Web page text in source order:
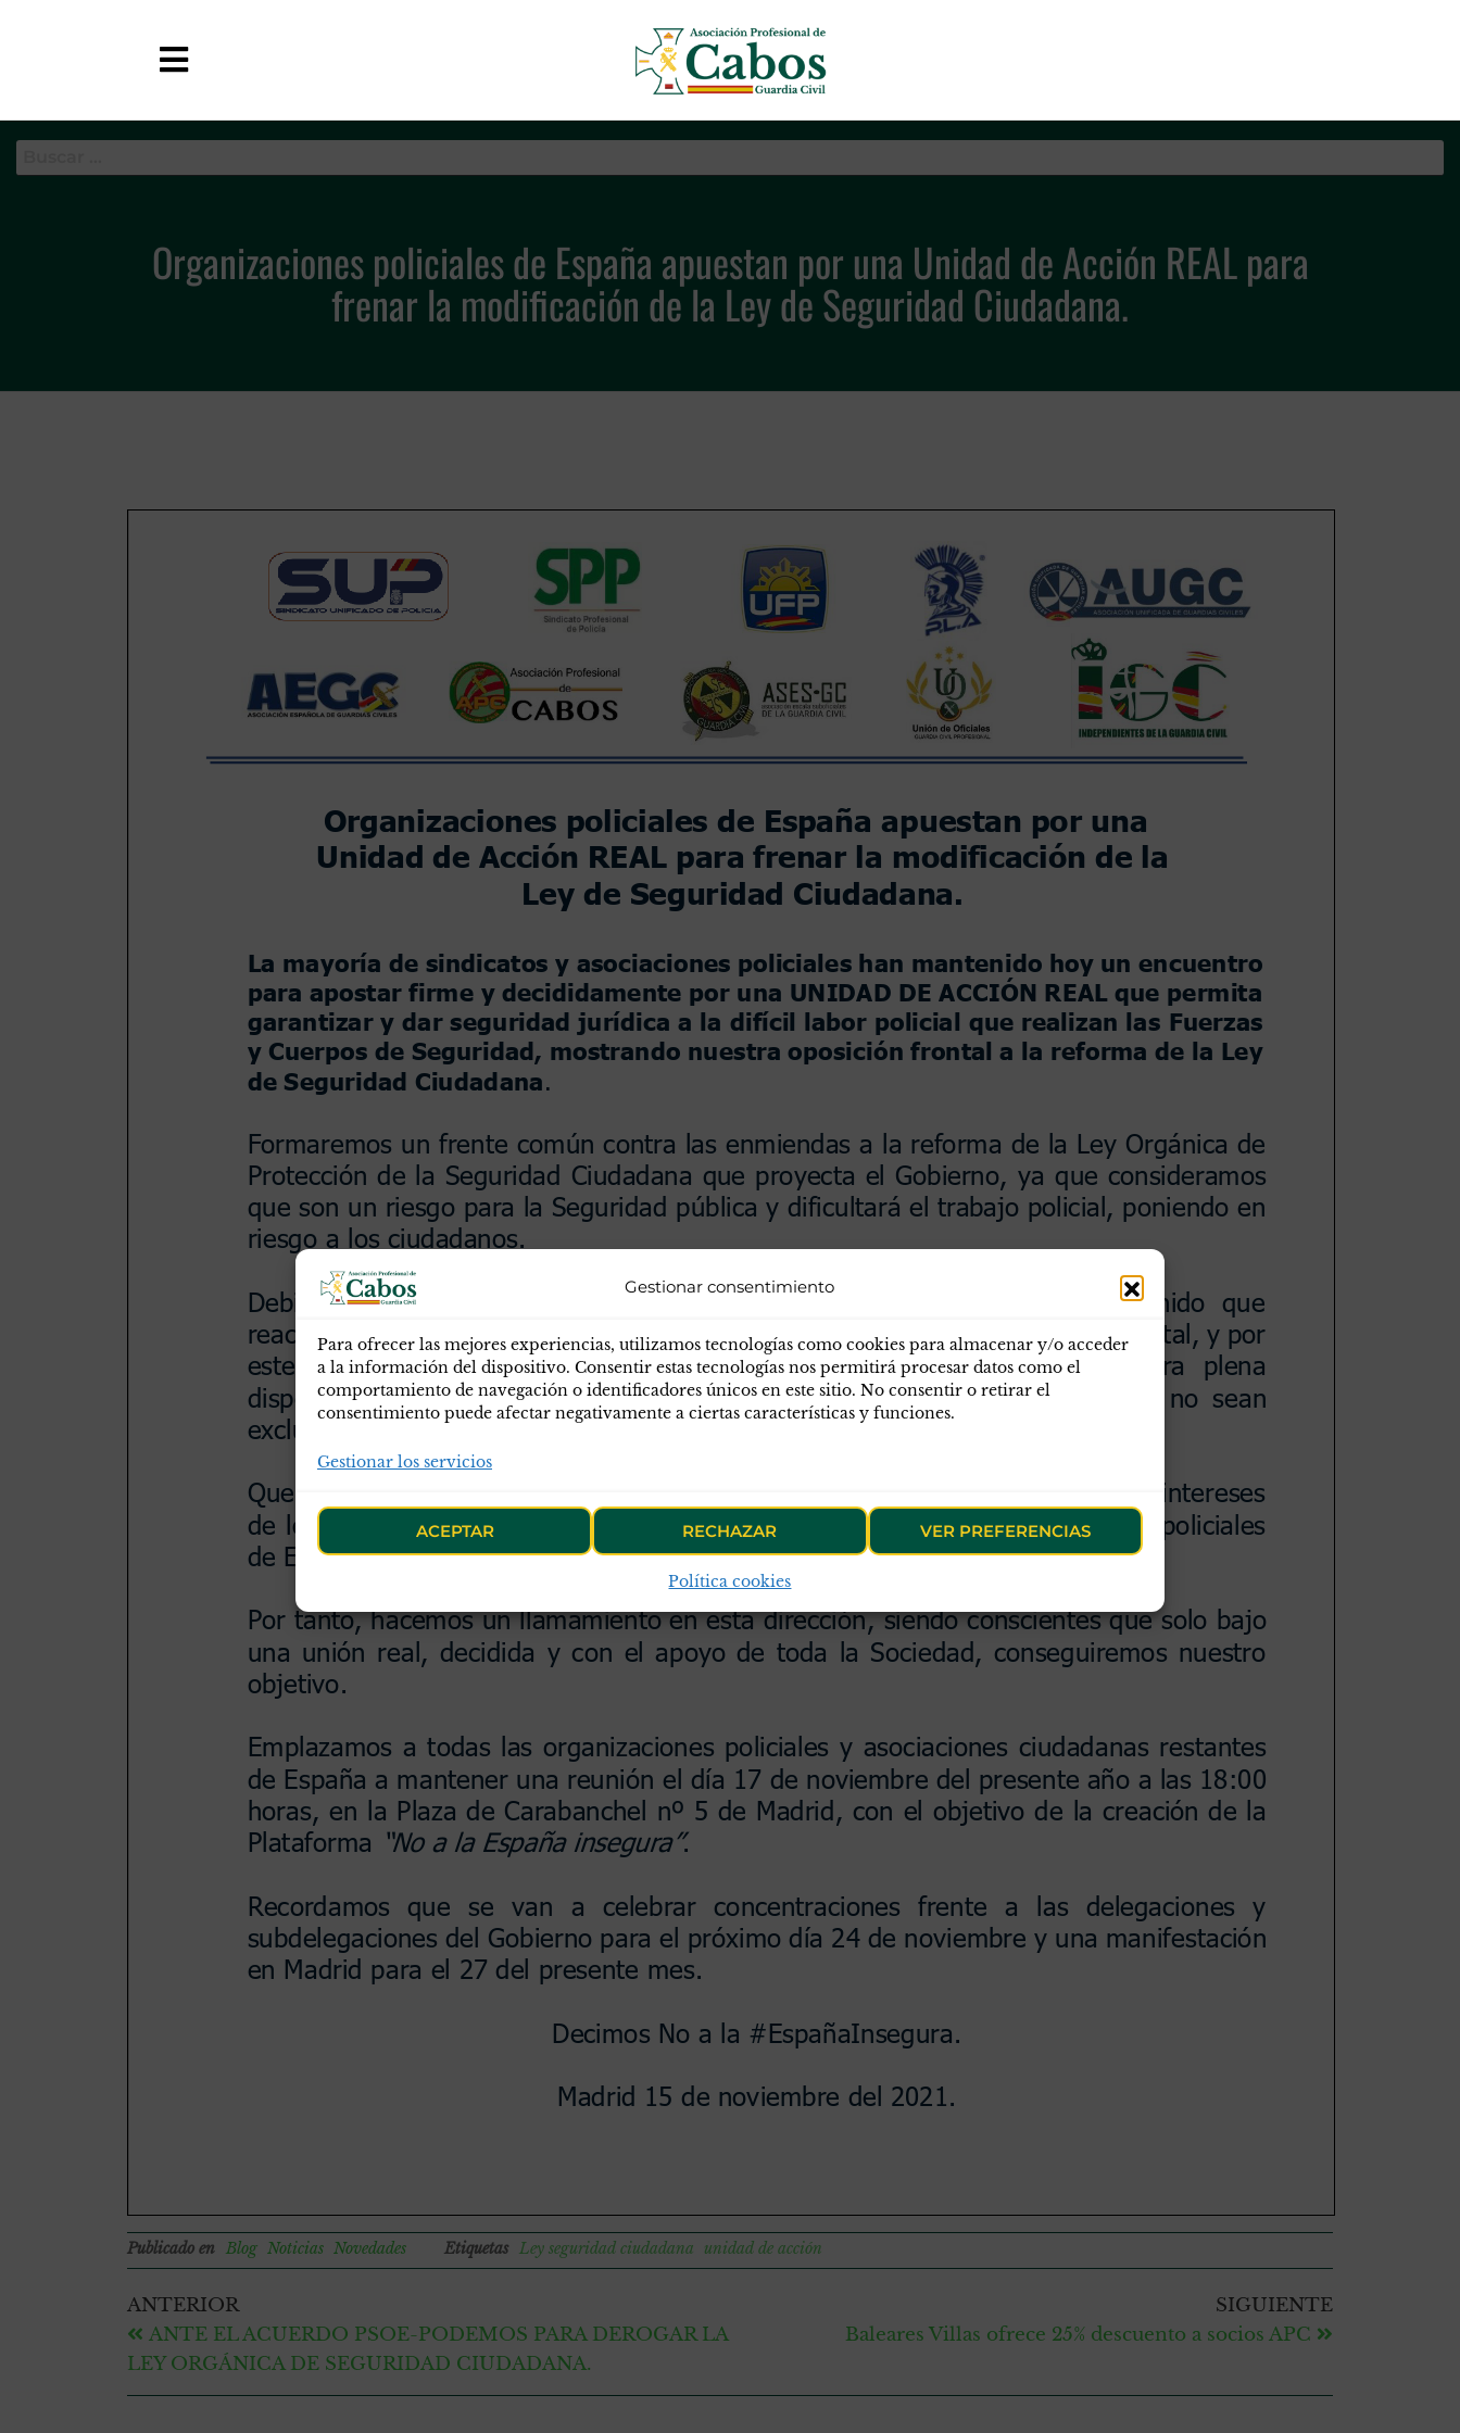
Gestionar consentimiento
Para ofrecer las mejores experiencias, utilizamos tecnologías como cookies para almacenar y/o acceder
a la información del dispositivo. Consentir estas tecnologías nos permitirá procesar datos como el
comportamiento de navegación o identificadores únicos en este sitio. No consentir o retirar el
consentimiento puede afectar negativamente a ciertas características y funciones.
Gestionar los servicios
ACEPTAR RECHAZAR VER PREFERENCIAS
Política cookies
APC-GC Asociación Profesional de Cabos de la Guardia Civil
Organizaciones policiales de España apuestan por una Unidad de Acción REAL para
frenar la modificación de la Ley de Seguridad Ciudadana.
Publicado en Blog Noticias Novedades Etiquetas Ley seguridad ciudadana unidad de acción
ANTERIOR
ANTE EL ACUERDO PSOE-PODEMOS PARA DEROGAR LA
LEY ORGÁNICA DE SEGURIDAD CIUDADANA.
SIGUIENTE
Baleares Villas ofrece 25% descuento a socios APC